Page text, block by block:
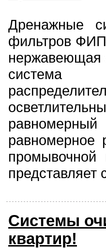
Дренажные
фильтров
нержавеющая
система
равномерное
представляет
Системы
квартир!